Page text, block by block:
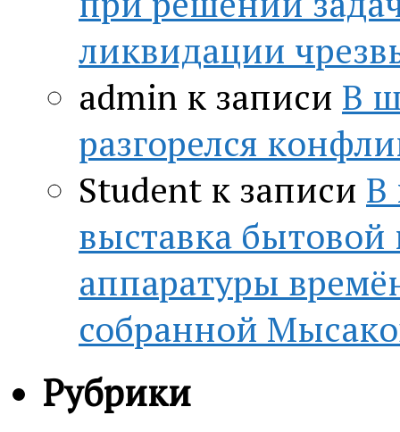
ликвидации
admin к записи В
разгорелся
Student к записи В
выставка
аппаратуры
собранной
Рубрики